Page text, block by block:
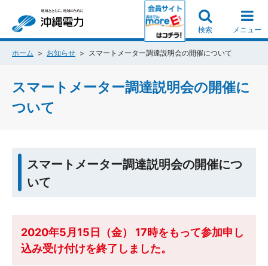
検索 メニュー
ホーム お知らせ スマートメーター調達説明会の開催について
スマートメーター調達説明会の開催に
ついて
スマートメーター調達説明会の開催につ
いて
2020年5月15日（金） 17時をもって参加申し
込み受け付けを終了しました。